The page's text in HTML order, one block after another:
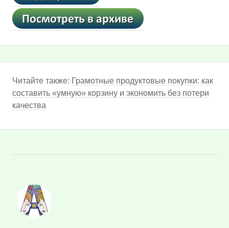
Читайте также: Грамотные продуктовые покупки: как
составить «умную» корзину и экономить без потери
качества